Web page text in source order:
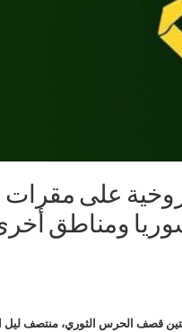
على مقرات
ومناطق
قصف الحرس الثوري، منتصف ليل